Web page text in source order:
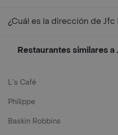
¿Cuál es la dirección de Jfc
Restaurantes similares
L´s Café
Philippe
Baskin Robbins